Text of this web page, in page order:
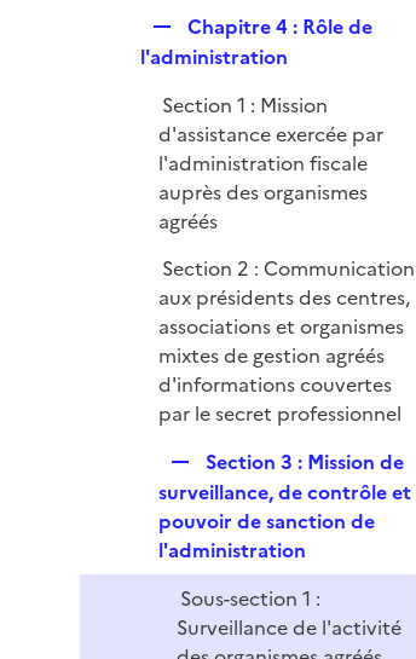
i
r
e
l
i
e
r
Chapitre 4 : Rôle de
l'administration
Section 1 : Mission
d'assistance exercée par
l'administration fiscale
auprès des organismes
agréés
Section 2 : Communication
aux présidents des centres,
associations et organismes
mixtes de gestion agréés
d'informations couvertes
par le secret professionnel
e
p
l
i
e
r
Section 3 : Mission de
surveillance, de contrôle et
pouvoir de sanction de
l'administration
Sous-section 1 :
Surveillance de l'activité